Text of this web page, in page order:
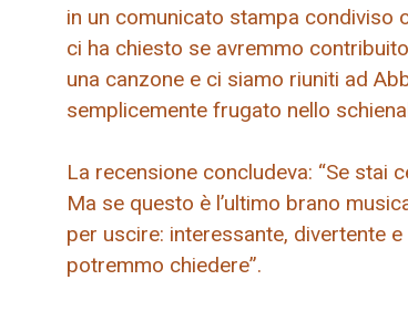
in un comunicato stampa condiviso
ci ha chiesto se avremmo contribuito
una canzone e ci siamo riuniti ad
semplicemente frugato nello
La recensione concludeva: “Se stai
Ma se questo è l’ultimo brano
per uscire: interessante, divertente
potremmo chiedere”.